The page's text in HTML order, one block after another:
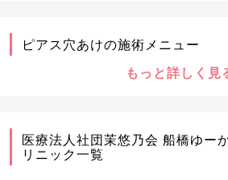
ピアス穴あけの施術メニュー
もっと詳しく見
医療法人社団茉悠乃会 船橋ゆー
リニック一覧